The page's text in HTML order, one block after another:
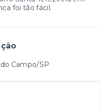
foi tão fácil.
Campo/SP